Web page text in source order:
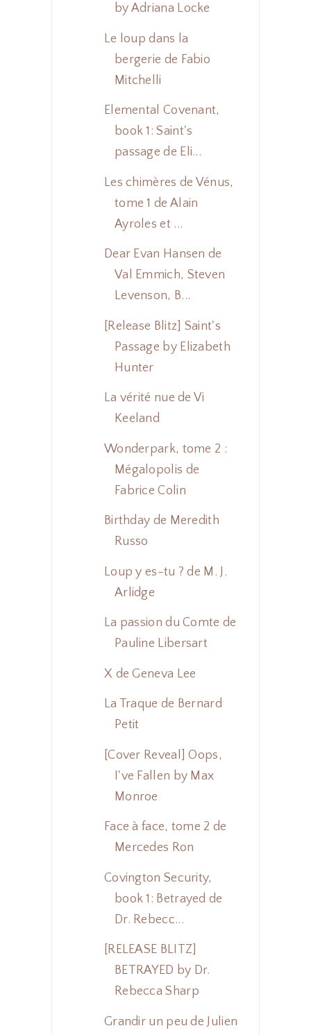
by Adriana Locke
Le loup dans la
bergerie de Fabio
Mitchelli
Elemental Covenant,
book 1: Saint's
passage de Eli...
Les chimères de Vénus,
tome 1 de Alain
Ayroles et ...
Dear Evan Hansen de
Val Emmich, Steven
Levenson, B...
[Release Blitz] Saint's
Passage by Elizabeth
Hunter
La vérité nue de Vi
Keeland
Wonderpark, tome 2 :
Mégalopolis de
Fabrice Colin
Birthday de Meredith
Russo
Loup y es-tu ? de M. J.
Arlidge
La passion du Comte de
Pauline Libersart
X de Geneva Lee
La Traque de Bernard
Petit
[Cover Reveal] Oops,
I've Fallen by Max
Monroe
Face à face, tome 2 de
Mercedes Ron
Covington Security,
book 1: Betrayed de
Dr. Rebecc...
[RELEASE BLITZ]
BETRAYED by Dr.
Rebecca Sharp
Grandir un peu de Julien